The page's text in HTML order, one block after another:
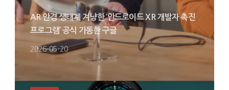
AR 안경 생태계 겨냥한 ‘안드로이드 XR 개발자 촉진
프로그램’ 공식 가동한 구글
2026-05-20